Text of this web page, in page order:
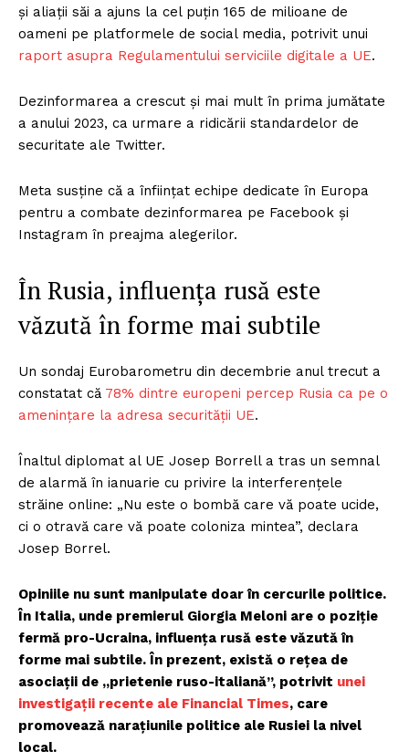
și aliații săi a ajuns la cel puțin 165 de milioane de
oameni pe platformele de social media, potrivit unui
raport asupra Regulamentului serviciile digitale a UE.
Dezinformarea a crescut și mai mult în prima jumătate
a anului 2023, ca urmare a ridicării standardelor de
securitate ale Twitter.
Meta susține că a înființat echipe dedicate în Europa
pentru a combate dezinformarea pe Facebook și
Instagram în preajma alegerilor.
În Rusia, influența rusă este
văzută în forme mai subtile
Un sondaj Eurobarometru din decembrie anul trecut a
constatat că 78% dintre europeni percep Rusia ca pe o
amenințare la adresa securității UE.
Înaltul diplomat al UE Josep Borrell a tras un semnal
de alarmă în ianuarie cu privire la interferențele
străine online: „Nu este o bombă care vă poate ucide,
ci o otravă care vă poate coloniza mintea”, declara
Josep Borrel.
Opiniile nu sunt manipulate doar în cercurile politice.
În Italia, unde premierul Giorgia Meloni are o poziție
fermă pro-Ucraina, influența rusă este văzută în
forme mai subtile. În prezent, există o rețea de
asociații de „prietenie ruso-italiană”, potrivit unei
investigații recente ale Financial Times, care
promovează narațiunile politice ale Rusiei la nivel
local.